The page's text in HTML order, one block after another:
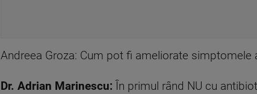
Andreea Groza: Cum pot fi ameliorate simptomele
Dr. Adrian Marinescu: În primul rând NU cu